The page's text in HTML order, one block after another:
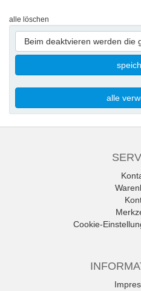
alle löschen
Beim deaktvieren werden die
alle
Cookie-